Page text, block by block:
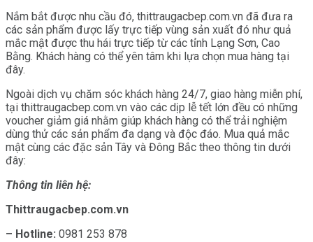
Nắm bắt được nhu cầu đó, thittraugacbep.com.vn đã đưa ra
các sản phẩm được lấy trực tiếp vùng sản xuất đó như quả
mắc mật được thu hái trực tiếp từ các tỉnh Lạng Sơn, Cao
Bằng. Khách hàng có thể yên tâm khi lựa chọn mua hàng tại
đây.
Ngoài dịch vụ chăm sóc khách hàng 24/7, giao hàng miễn phí,
tại thittraugacbep.com.vn vào các dịp lễ tết lớn đều có những
voucher giảm giá nhằm giúp khách hàng có thể trải nghiệm
dùng thử các sản phẩm đa dạng và độc đáo. Mua quả mắc
mật cùng các đặc sản Tây và Đông Bắc theo thông tin dưới
đây:
Thông tin liên hệ:
Thittraugacbep.com.vn
– Hotline: 0981 253 878